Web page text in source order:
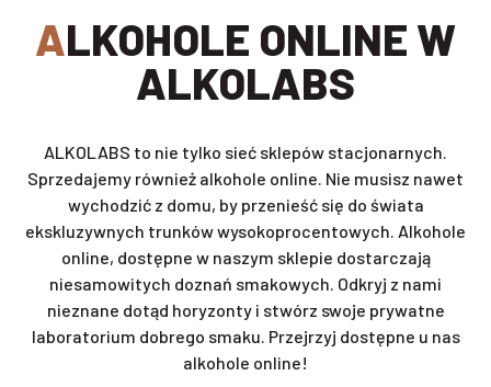
ALKOHOLE ONLINE W
ALKOLABS
ALKOLABS to nie tylko sieć sklepów stacjonarnych.
Sprzedajemy również alkohole online. Nie musisz nawet
wychodzić z domu, by przenieść się do świata
ekskluzywnych trunków wysokoprocentowych. Alkohole
online, dostępne w naszym sklepie dostarczają
niesamowitych doznań smakowych. Odkryj z nami
nieznane dotąd horyzonty i stwórz swoje prywatne
laboratorium dobrego smaku. Przejrzyj dostępne u nas
alkohole online!